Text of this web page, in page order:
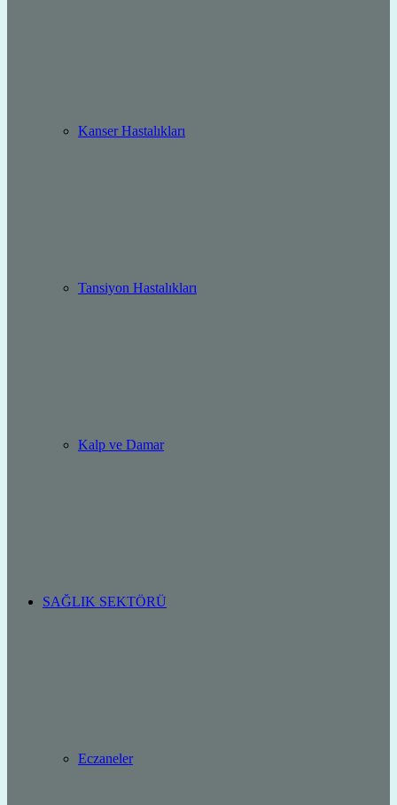
Kanser Hastalıkları
Tansiyon Hastalıkları
Kalp ve Damar
SAĞLIK SEKTÖRÜ
Eczaneler